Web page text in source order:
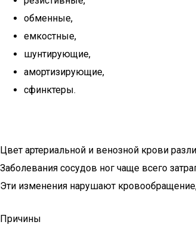
обменные,
емкостные,
шунтирующие,
амортизирующие,
сфинктеры.
Цвет артериальной и венозной крови
Заболевания сосудов ног чаще всего
Эти изменения нарушают
Причины